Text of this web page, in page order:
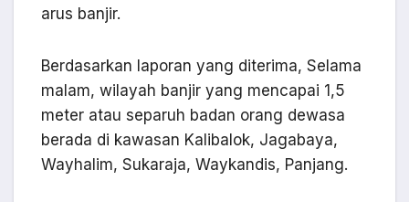
arus banjir.
Berdasarkan laporan yang diterima, Selama
malam, wilayah banjir yang mencapai 1,5
meter atau separuh badan orang dewasa
berada di kawasan Kalibalok, Jagabaya,
Wayhalim, Sukaraja, Waykandis, Panjang.